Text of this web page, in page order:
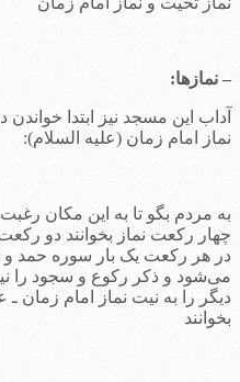
نمازها:
اين مسجد نيز ابتدا
امام زمان (عليه السلام):
مردم بگو تا به این مکان رغبت
رکعت نماز بخوانند دو
هر رکعت یک بار سوره حمد و
و ذکر رکوع و سجود را
را به نیت نماز امام زمان ـ